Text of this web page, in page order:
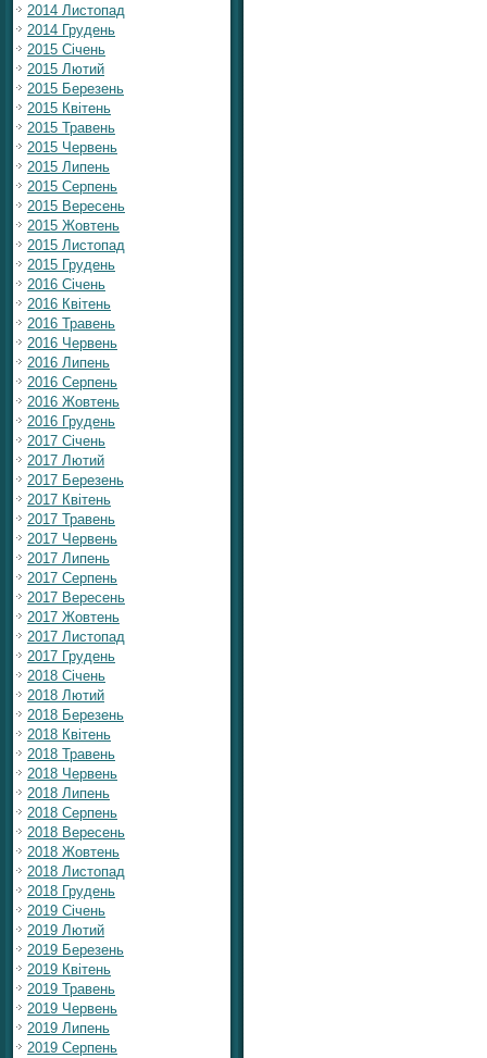
2014 Листопад
2014 Грудень
2015 Січень
2015 Лютий
2015 Березень
2015 Квітень
2015 Травень
2015 Червень
2015 Липень
2015 Серпень
2015 Вересень
2015 Жовтень
2015 Листопад
2015 Грудень
2016 Січень
2016 Квітень
2016 Травень
2016 Червень
2016 Липень
2016 Серпень
2016 Жовтень
2016 Грудень
2017 Січень
2017 Лютий
2017 Березень
2017 Квітень
2017 Травень
2017 Червень
2017 Липень
2017 Серпень
2017 Вересень
2017 Жовтень
2017 Листопад
2017 Грудень
2018 Січень
2018 Лютий
2018 Березень
2018 Квітень
2018 Травень
2018 Червень
2018 Липень
2018 Серпень
2018 Вересень
2018 Жовтень
2018 Листопад
2018 Грудень
2019 Січень
2019 Лютий
2019 Березень
2019 Квітень
2019 Травень
2019 Червень
2019 Липень
2019 Серпень